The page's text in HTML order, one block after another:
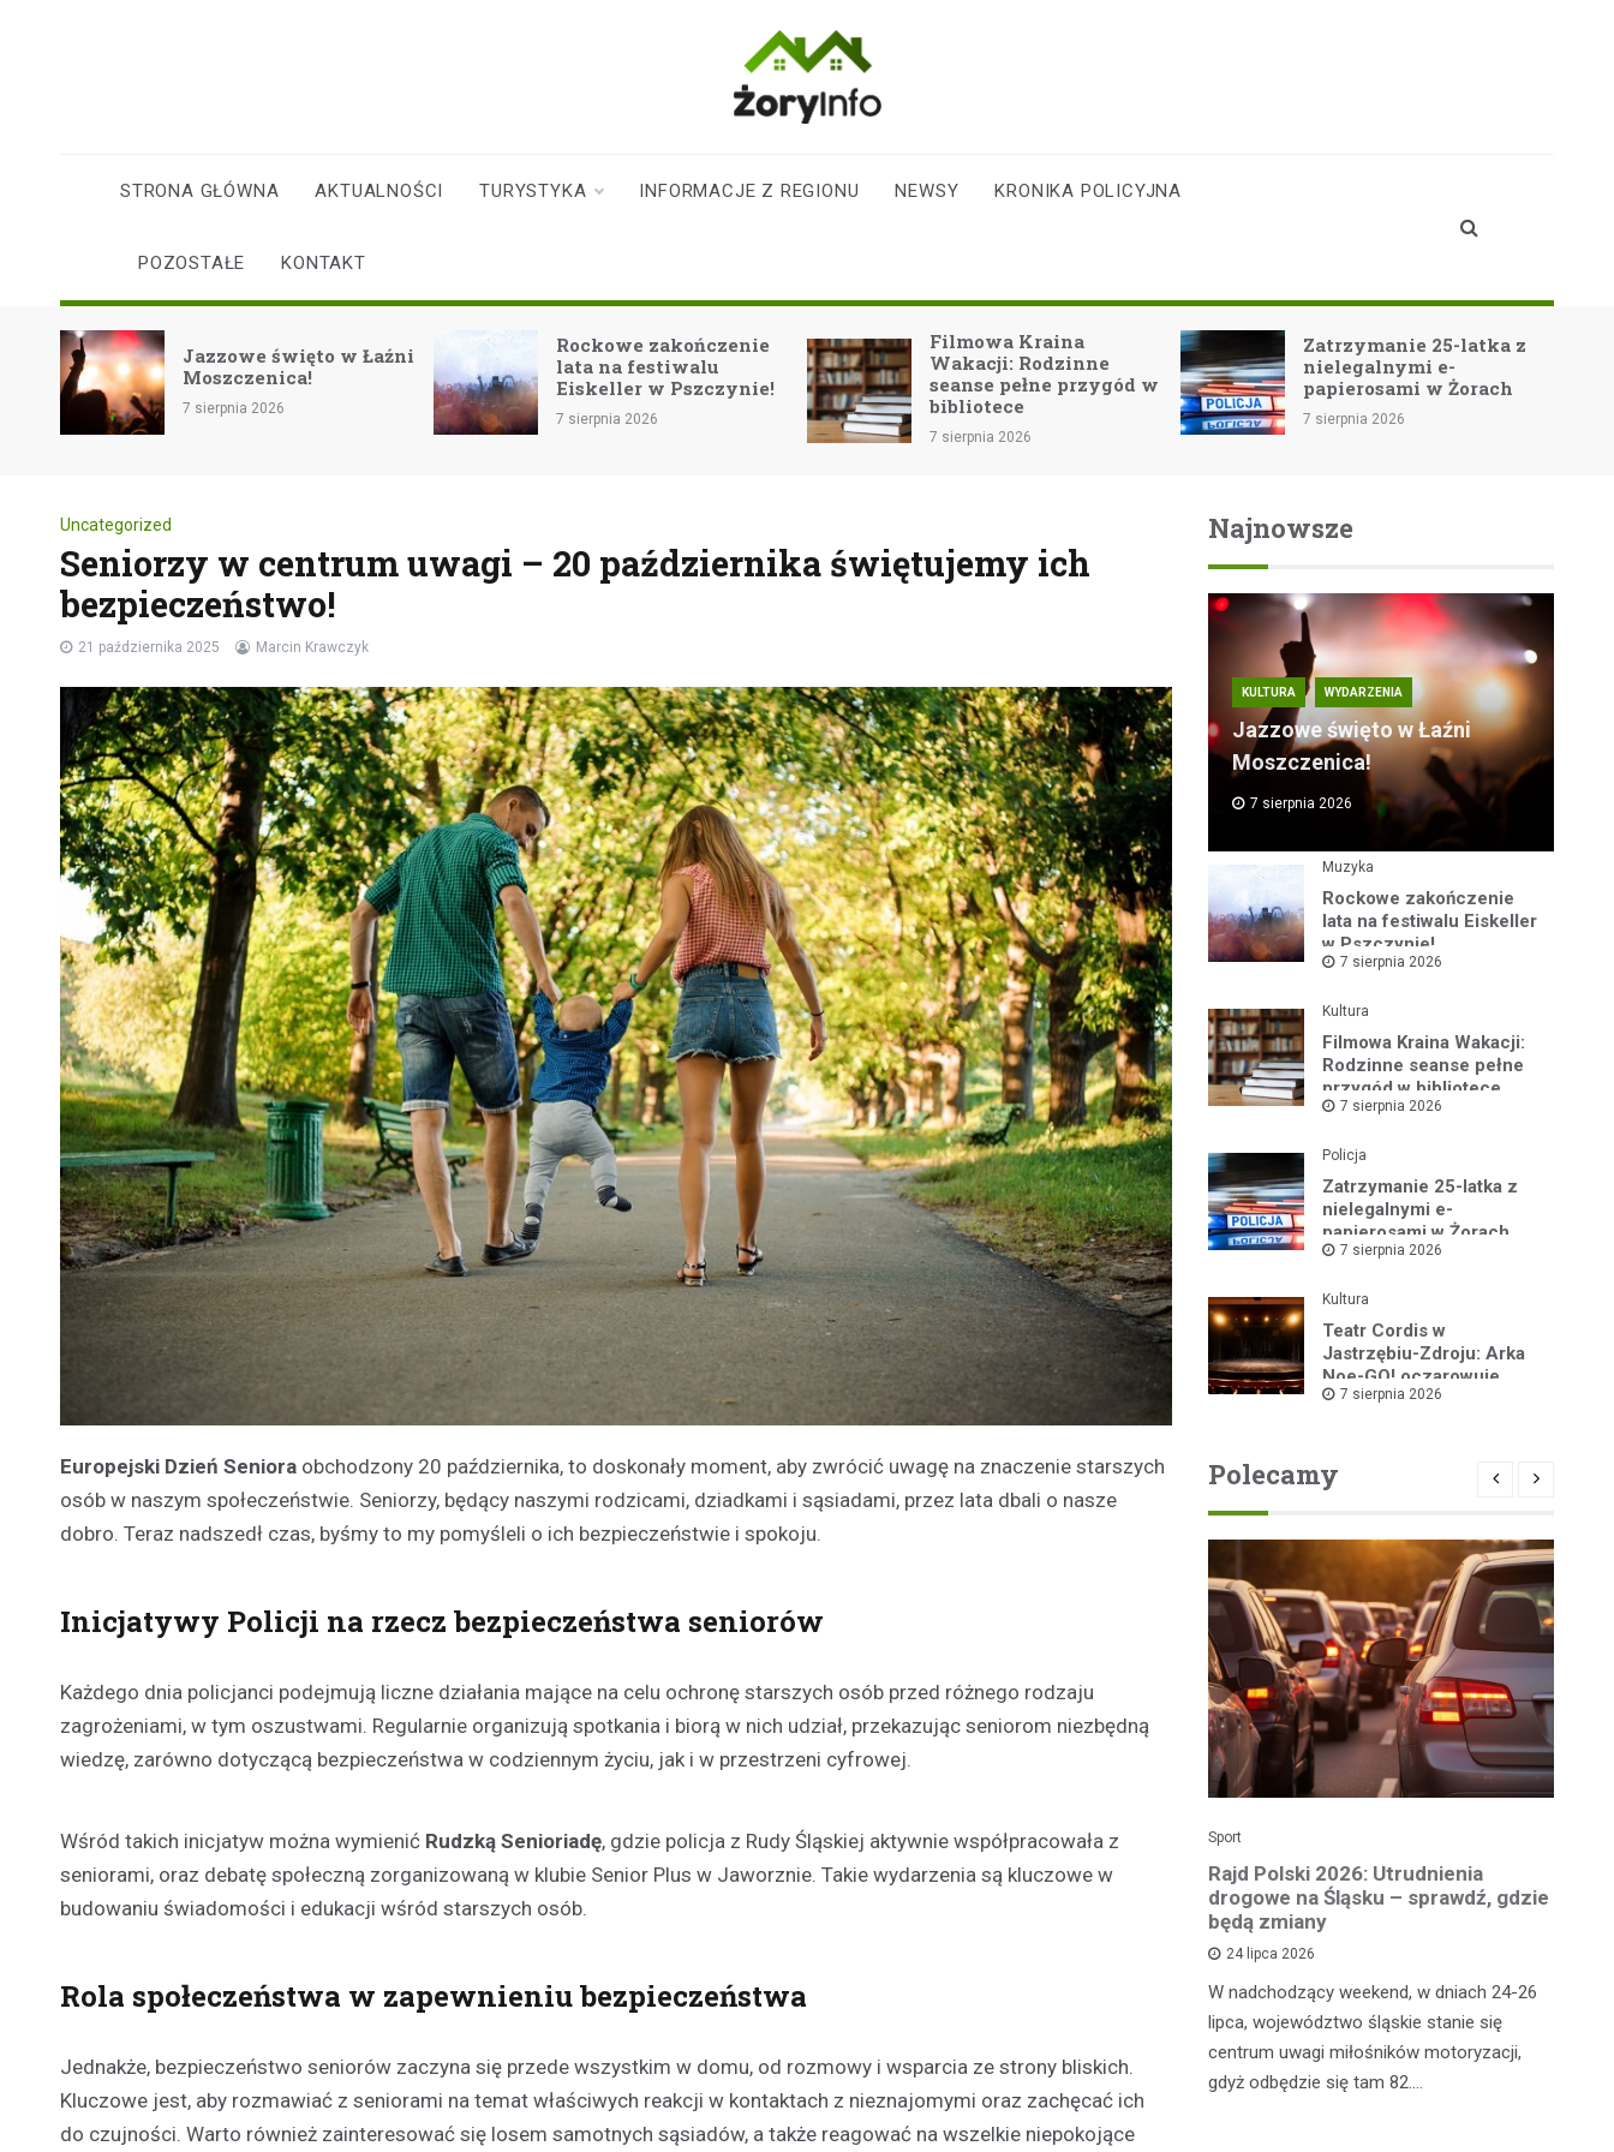
mieszkańców
Żor
STRONA GŁÓWNA AKTUALNOŚCI TURYSTYKA INFORMACJE Z REGIONU NEWSY KRONIKA POLICYJNA
POZOSTAŁE KONTAKT
Jazzowe święto w Łaźni
Moszczenica!
7 sierpnia 2026
Rockowe zakończenie
lata na festiwalu
Eiskeller w Pszczynie!
7 sierpnia 2026
Filmowa Kraina
Wakacji: Rodzinne
seanse pełne przygód w
bibliotece
7 sierpnia 2026
Zatrzymanie 25-latka z
nielegalnymi e-
papierosami w Żorach
7 sierpnia 2026
Uncategorized
Seniorzy w centrum uwagi – 20 października świętujemy ich
bezpieczeństwo!
21 października 2025 Marcin Krawczyk
Europejski Dzień Seniora obchodzony 20 października, to doskonały moment, aby zwrócić uwagę na znaczenie starszych
osób w naszym społeczeństwie. Seniorzy, będący naszymi rodzicami, dziadkami i sąsiadami, przez lata dbali o nasze
dobro. Teraz nadszedł czas, byśmy to my pomyśleli o ich bezpieczeństwie i spokoju.
Inicjatywy Policji na rzecz bezpieczeństwa seniorów
Każdego dnia policjanci podejmują liczne działania mające na celu ochronę starszych osób przed różnego rodzaju
zagrożeniami, w tym oszustwami. Regularnie organizują spotkania i biorą w nich udział, przekazując seniorom niezbędną
wiedzę, zarówno dotyczącą bezpieczeństwa w codziennym życiu, jak i w przestrzeni cyfrowej.
Wśród takich inicjatyw można wymienić Rudzką Senioriadę, gdzie policja z Rudy Śląskiej aktywnie współpracowała z
seniorami, oraz debatę społeczną zorganizowaną w klubie Senior Plus w Jaworznie. Takie wydarzenia są kluczowe w
budowaniu świadomości i edukacji wśród starszych osób.
Rola społeczeństwa w zapewnieniu bezpieczeństwa
Jednakże, bezpieczeństwo seniorów zaczyna się przede wszystkim w domu, od rozmowy i wsparcia ze strony bliskich.
Kluczowe jest, aby rozmawiać z seniorami na temat właściwych reakcji w kontaktach z nieznajomymi oraz zachęcać ich
do czujności. Warto również zainteresować się losem samotnych sąsiadów, a także reagować na wszelkie niepokojące
Najnowsze
KULTURA WYDARZENIA
Jazzowe święto w Łaźni
Moszczenica!
7 sierpnia 2026
Muzyka
Rockowe zakończenie
lata na festiwalu Eiskeller
w Pszczynie!
7 sierpnia 2026
Kultura
Filmowa Kraina Wakacji:
Rodzinne seanse pełne
przygód w bibliotece
7 sierpnia 2026
Policja
Zatrzymanie 25-latka z
nielegalnymi e-
papierosami w Żorach
7 sierpnia 2026
Kultura
Teatr Cordis w
Jastrzębiu-Zdroju: Arka
Noe-GO! oczarowuje
widownię!
7 sierpnia 2026
Polecamy
Festyny
Festyn rodzinny w Moszczenicy:
sezon sportowy w UKS Orzeł Moszczenica.
Festyn…
Sport
Rajd Polski 2026: Utrudnienia
drogowe na Śląsku – sprawdź, gdzie
będą zmiany
24 lipca 2026
W nadchodzący weekend, w dniach 24-26
lipca, województwo śląskie stanie się
centrum uwagi miłośników motoryzacji,
gdyż odbędzie się tam 82.…